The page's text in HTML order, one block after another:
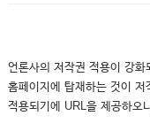
언론사의 저작권 적용이 강
홈페이지에 탑재하는 것이 저
적용되기에 URL을 제공하오